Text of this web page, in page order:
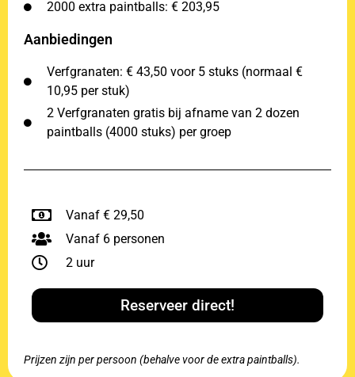
2000 extra paintballs: € 203,95
Aanbiedingen
Verfgranaten: € 43,50 voor 5 stuks (normaal €
10,95 per stuk)
2 Verfgranaten gratis bij afname van 2 dozen
paintballs (4000 stuks) per groep
Vanaf € 29,50
Vanaf 6 personen
2 uur
Reserveer direct!
Prijzen zijn per persoon (behalve voor de extra paintballs).